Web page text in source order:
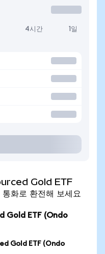
4시간 1일
Gold ETF
화로 환전해 보세요
Gold ETF (Ondo
Gold ETF (Ondo